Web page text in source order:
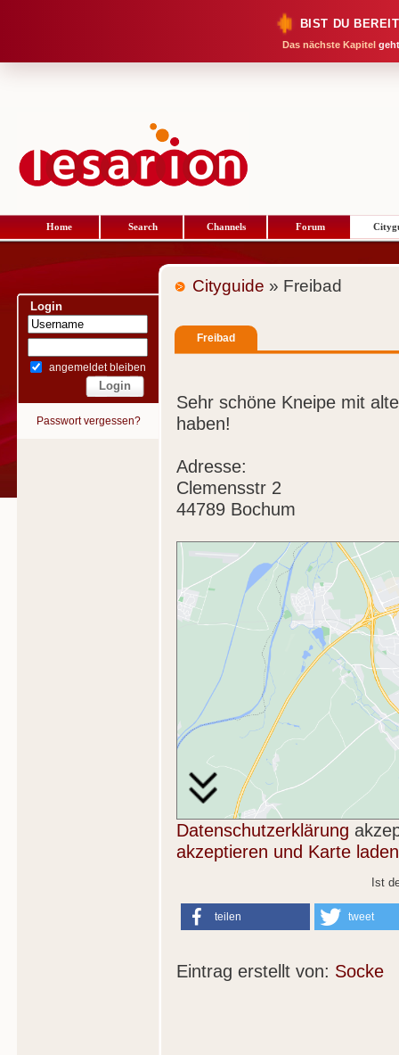
BIST DU
Das nächste Kapitel
Home Search Channels Forum
Login
angemeldet bleiben
Passwort vergessen?
Cityguide » Freibad
Freibad
Sehr schöne Kneipe mit
haben!
Adresse:
Clemensstr 2
44789 Bochum
Datenschutzerklärung
akzeptieren und Karte laden
Ist
teilen tweet
Eintrag erstellt von: Socke